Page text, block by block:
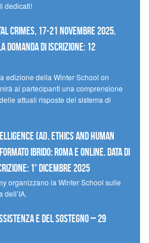
dedicati!
Crimes, 17-21 novembre 2025,
domanda di iscrizione: 12
edizione della Winter School on
ai partecipanti una comprensione
attuali risposte del sistema di
(AI), Ethics and Human
Ibrido: Roma e online. Data di
1° dicembre 2025
organizzano la Winter School sulle
dell’IA.
e del sostegno – 29